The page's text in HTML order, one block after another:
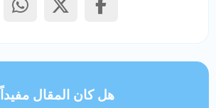
هل كان المقال مفيداً